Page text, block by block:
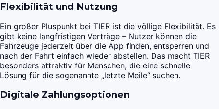
Flexibilität und Nutzung
Ein großer Pluspunkt bei TIER ist die völlige Flexibilität. Es
gibt keine langfristigen Verträge – Nutzer können die
Fahrzeuge jederzeit über die App finden, entsperren und
nach der Fahrt einfach wieder abstellen. Das macht TIER
besonders attraktiv für Menschen, die eine schnelle
Lösung für die sogenannte „letzte Meile“ suchen.
Digitale Zahlungsoptionen